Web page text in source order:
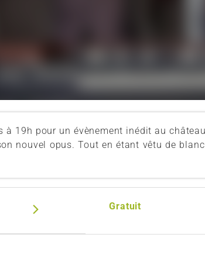
à 19h pour un évènement inédit au
nouvel opus. Tout en étant vêtu de
Gratuit